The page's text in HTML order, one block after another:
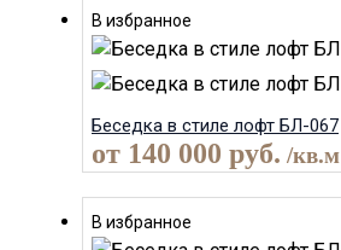
В избранное
Беседка в стиле лофт БЛ-067
от 140 000 руб. /кв.м
В избранное